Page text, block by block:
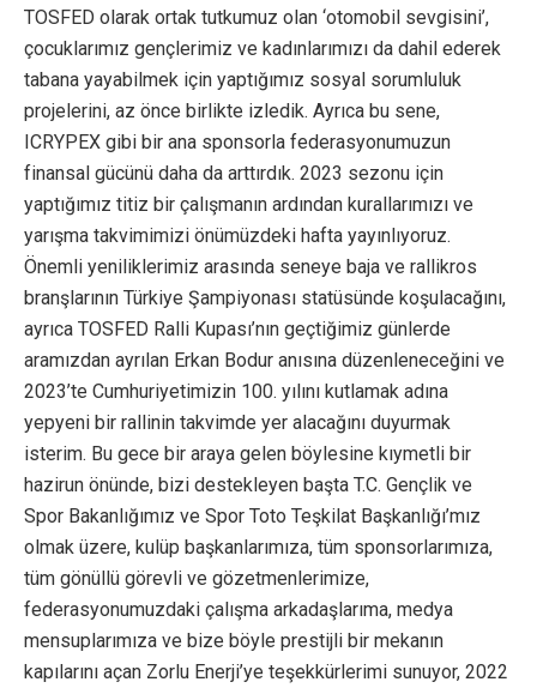
TOSFED olarak ortak tutkumuz olan ‘otomobil sevgisini’,
çocuklarımız gençlerimiz ve kadınlarımızı da dahil ederek
tabana yayabilmek için yaptığımız sosyal sorumluluk
projelerini, az önce birlikte izledik. Ayrıca bu sene,
ICRYPEX gibi bir ana sponsorla federasyonumuzun
finansal gücünü daha da arttırdık. 2023 sezonu için
yaptığımız titiz bir çalışmanın ardından kurallarımızı ve
yarışma takvimimizi önümüzdeki hafta yayınlıyoruz.
Önemli yeniliklerimiz arasında seneye baja ve rallikros
branşlarının Türkiye Şampiyonası statüsünde koşulacağını,
ayrıca TOSFED Ralli Kupası’nın geçtiğimiz günlerde
aramızdan ayrılan Erkan Bodur anısına düzenleneceğini ve
2023’te Cumhuriyetimizin 100. yılını kutlamak adına
yepyeni bir rallinin takvimde yer alacağını duyurmak
isterim. Bu gece bir araya gelen böylesine kıymetli bir
hazirun önünde, bizi destekleyen başta T.C. Gençlik ve
Spor Bakanlığımız ve Spor Toto Teşkilat Başkanlığı’mız
olmak üzere, kulüp başkanlarımıza, tüm sponsorlarımıza,
tüm gönüllü görevli ve gözetmenlerimize,
federasyonumuzdaki çalışma arkadaşlarıma, medya
mensuplarımıza ve bize böyle prestijli bir mekanın
kapılarını açan Zorlu Enerji’ye teşekkürlerimi sunuyor, 2022